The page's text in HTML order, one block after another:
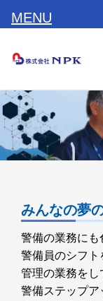
みんなの夢
警備の業務にも
警備員のシフ
管理の業務をし
警備ステップア
MENU